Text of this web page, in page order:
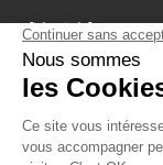
fiducial.fr
lyoncapitale.fr
olympique-et-
L'application